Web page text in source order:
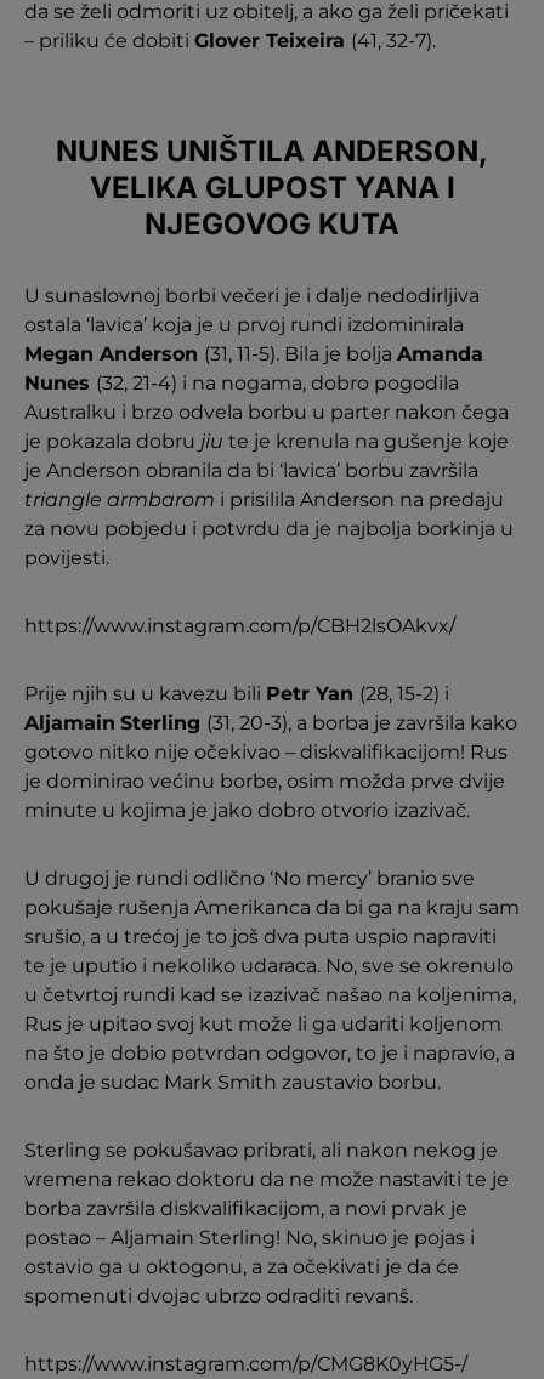
da se želi odmoriti uz obitelj, a ako ga želi pričekati
– priliku će dobiti Glover Teixeira (41, 32-7).
NUNES UNIŠTILA ANDERSON,
VELIKA GLUPOST YANA I
NJEGOVOG KUTA
U sunaslovnoj borbi večeri je i dalje nedodirljiva
ostala ‘lavica’ koja je u prvoj rundi izdominirala
Megan Anderson (31, 11-5). Bila je bolja Amanda
Nunes (32, 21-4) i na nogama, dobro pogodila
Australku i brzo odvela borbu u parter nakon čega
je pokazala dobru jiu te je krenula na gušenje koje
je Anderson obranila da bi ‘lavica’ borbu završila
triangle armbarom i prisilila Anderson na predaju
za novu pobjedu i potvrdu da je najbolja borkinja u
povijesti.
https://www.instagram.com/p/CBH2lsOAkvx/
Prije njih su u kavezu bili Petr Yan (28, 15-2) i
Aljamain Sterling (31, 20-3), a borba je završila kako
gotovo nitko nije očekivao – diskvalifikacijom! Rus
je dominirao većinu borbe, osim možda prve dvije
minute u kojima je jako dobro otvorio izazivač.
U drugoj je rundi odlično ‘No mercy’ branio sve
pokušaje rušenja Amerikanca da bi ga na kraju sam
srušio, a u trećoj je to još dva puta uspio napraviti
te je uputio i nekoliko udaraca. No, sve se okrenulo
u četvrtoj rundi kad se izazivač našao na koljenima,
Rus je upitao svoj kut može li ga udariti koljenom
na što je dobio potvrdan odgovor, to je i napravio, a
onda je sudac Mark Smith zaustavio borbu.
Sterling se pokušavao pribrati, ali nakon nekog je
vremena rekao doktoru da ne može nastaviti te je
borba završila diskvalifikacijom, a novi prvak je
postao – Aljamain Sterling! No, skinuo je pojas i
ostavio ga u oktogonu, a za očekivati je da će
spomenuti dvojac ubrzo odraditi revanš.
https://www.instagram.com/p/CMG8K0yHG5-/